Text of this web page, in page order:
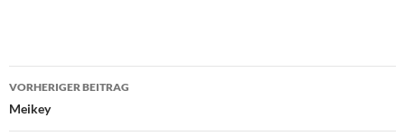
Beitragsnavigation
VORHERIGER BEITRAG
Meikey